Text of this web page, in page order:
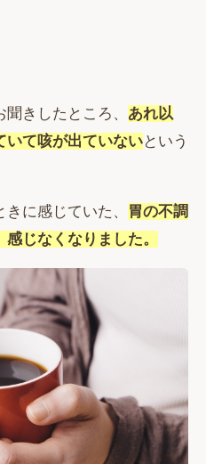
きしたところ、 あれ以
いて咳が出ていないという
に感じていた、
胃の不調
じなくなりました。